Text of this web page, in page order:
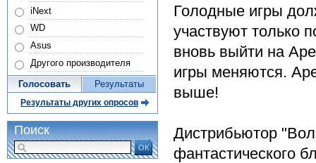
Голодные игры
участвуют только
вновь выйти на
игры меняются.
выше!
Дистрибьютор
фантастического
iNext
WD
Asus
Другого производителя
Голосовать Результаты
Результаты других опросов
Поиск
ОК